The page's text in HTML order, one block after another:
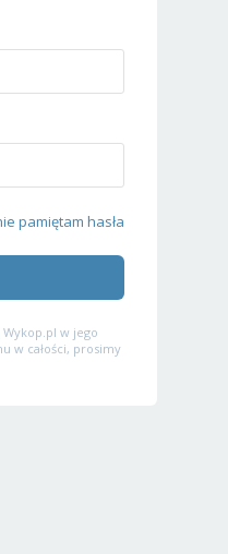
pamiętam hasła
Wykop.pl w jego
w całości, prosimy